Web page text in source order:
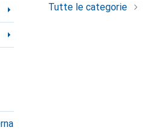
Tutte le categorie